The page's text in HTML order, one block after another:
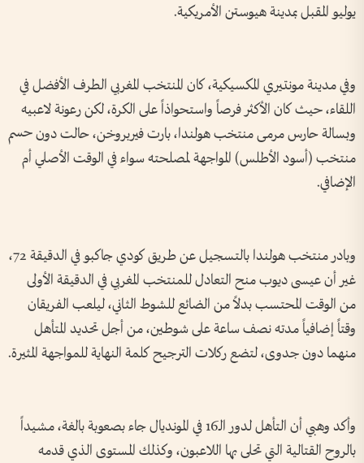
يوليو المقبل بمدينة هيوستن الأمريكية.
وفي مدينة مونتيري المكسيكية، كان المنتخب المغربي الطرف الأفضل في
اللقاء، حيث كان الأكثر فرصاً واستحواذاً على الكرة، لكن رعونة لاعبيه
وبسالة حارس مرمى منتخب هولندا، بارت فيربروخن، حالت دون حسم
منتخب (أسود الأطلس) المواجهة لمصلحته سواء في الوقت الأصلي أم
الإضافي.
وبادر منتخب هولندا بالتسجيل عن طريق كودي جاكبو في الدقيقة 72،
غير أن عيسى ديوب منح التعادل للمنتخب المغربي في الدقيقة الأولى
من الوقت المحتسب بدلاً من الضائع للشوط الثاني، ليلعب الفريقان
وقتاً إضافياً مدته نصف ساعة على شوطين، من أجل تحديد المتأهل
منهما دون جدوى، لتضع ركلات الترجيح كلمة النهاية للمواجهة المثيرة.
وأكد وهبي أن التأهل لدور الـ16 في المونديال جاء بصعوبة بالغة، مشيداً
بالروح القتالية التي تحلى بها اللاعبون، وكذلك المستوى الذي قدمه